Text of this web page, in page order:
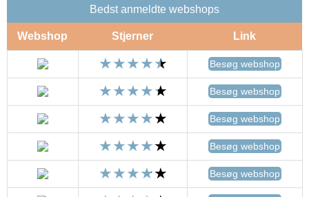
Bedst anmeldte webshops
Webshop Stjerner Link
Besøg webshop
Besøg webshop
Besøg webshop
Besøg webshop
Besøg webshop